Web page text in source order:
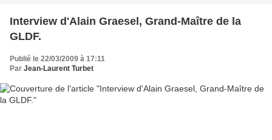
Interview d'Alain Graesel, Grand-Maître de la
GLDF.
Publié le 22/03/2009 à 17:11
Par Jean-Laurent Turbet